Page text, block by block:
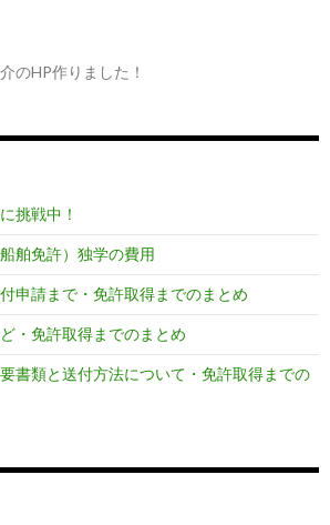
のHP作りました！
挑戦中！
舶免許）独学の費用
申請まで・免許取得までのまとめ
・免許取得までのまとめ
書類と送付方法について・免許取得までの